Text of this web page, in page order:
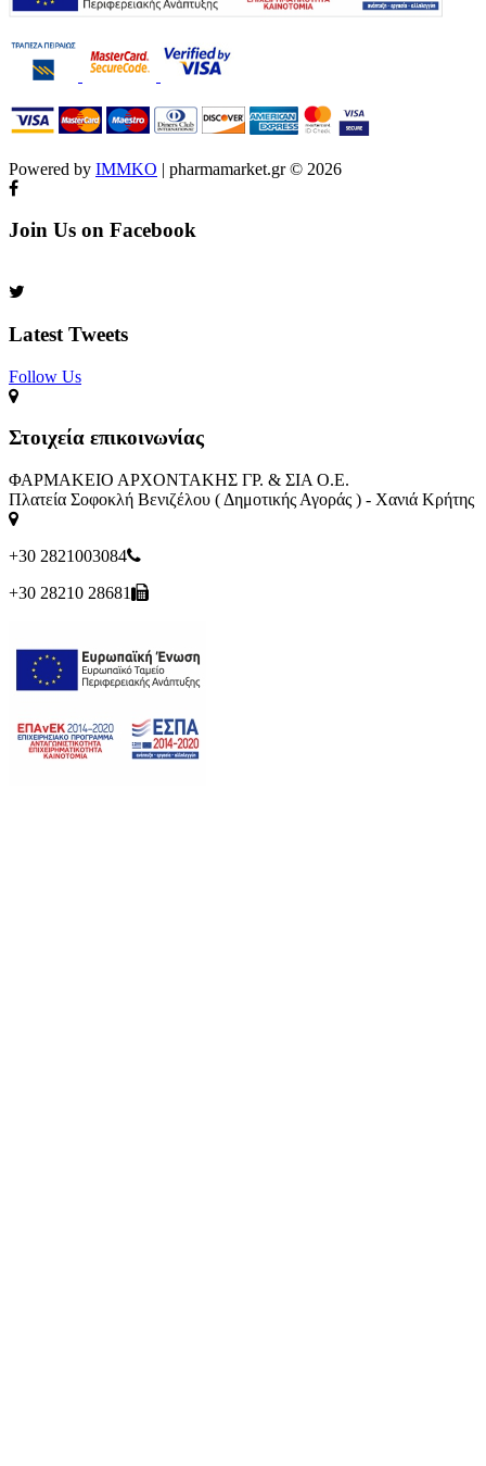
Powered by IMMKO | pharmamarket.gr © 2026
Join Us on Facebook
Latest Tweets
Follow Us​
Στοιχεία επικοινωνίας
ΦΑΡΜΑΚΕΙΟ ΑΡΧΟΝΤΑΚΗΣ ΓΡ. & ΣΙΑ Ο.Ε.
Πλατεία Σοφοκλή Βενιζέλου ( Δημοτικής Αγοράς ) - Χανιά Κρήτης
+30 2821003084
+30 28210 28681